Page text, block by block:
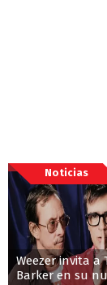
Noticias
Weezer invita a
Barker en su